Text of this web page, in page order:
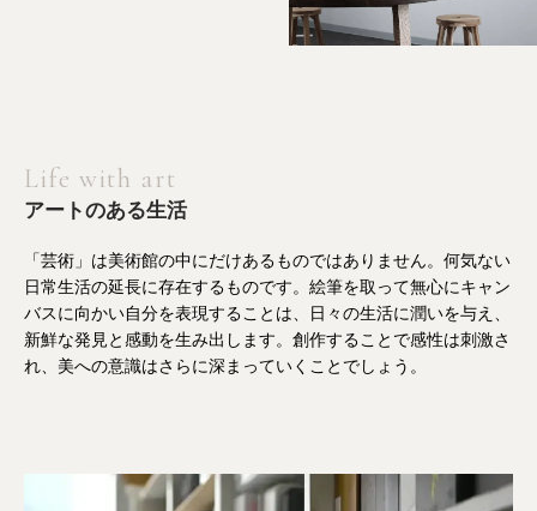
Life with art
アートのある生活
「芸術」は美術館の中にだけあるものではありません。何気ない
日常生活の延長に存在するものです。絵筆を取って無心にキャン
バスに向かい自分を表現することは、日々の生活に潤いを与え、
新鮮な発見と感動を生み出します。創作することで感性は刺激さ
れ、美への意識はさらに深まっていくことでしょう。